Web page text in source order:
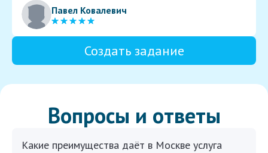
Павел Ковалевич
Создать задание
Вопросы и ответы
Какие преимущества даёт в Москве услуга